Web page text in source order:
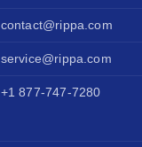
contact@rippa.com
service@rippa.com
+1 877-747-7280